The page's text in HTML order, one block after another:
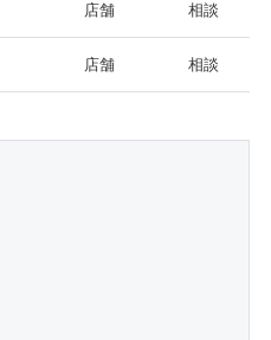
店舗 相談
店舗 相談